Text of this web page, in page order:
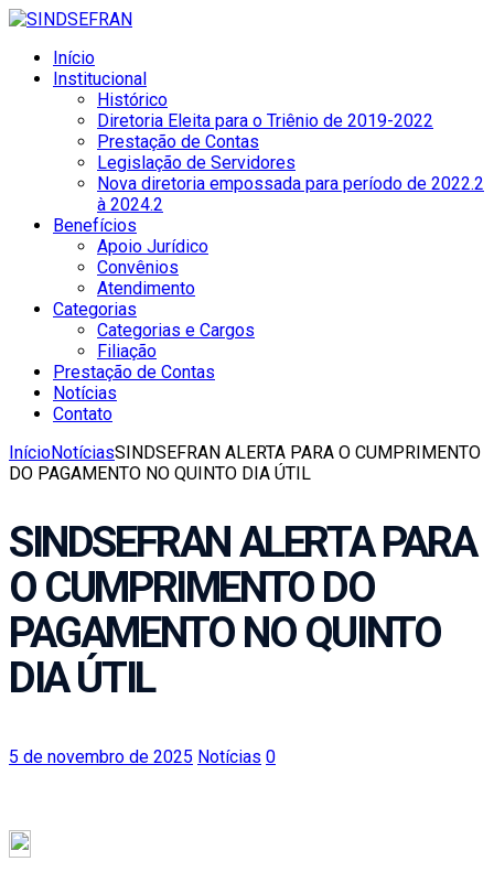
Início
Institucional
Histórico
Diretoria Eleita para o Triênio de 2019-2022
Prestação de Contas
Legislação de Servidores
Nova diretoria empossada para período de 2022.2
à 2024.2
Benefícios
Apoio Jurídico
Convênios
Atendimento
Categorias
Categorias e Cargos
Filiação
Prestação de Contas
Notícias
Contato
InícioNotíciasSINDSEFRAN ALERTA PARA O CUMPRIMENTO
DO PAGAMENTO NO QUINTO DIA ÚTIL
SINDSEFRAN ALERTA PARA
O CUMPRIMENTO DO
PAGAMENTO NO QUINTO
DIA ÚTIL
5 de novembro de 2025 Notícias 0